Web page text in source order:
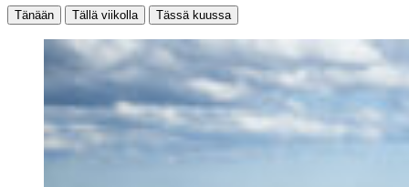
Tänään Tällä viikolla Tässä kuussa